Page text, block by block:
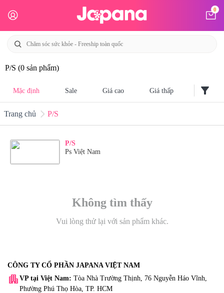
0
P/S (0 sản phẩm)
Mặc định Sale Giá cao Giá thấp filter_alt
Trang chủ P/S
P/S
Ps Việt Nam
Không tìm thấy
Vui lòng thử lại với sản phẩm khác.
CÔNG TY CỔ PHẦN JAPANA VIỆT NAM
apartment VP tại Việt Nam: Tòa Nhà Trường Thịnh, 76 Nguyễn Háo Vĩnh,
Phường Phú Thọ Hòa, TP. HCM